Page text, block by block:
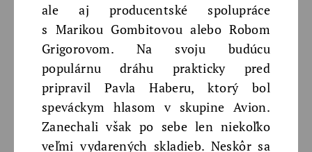
ale aj producentské spolupráce
s Marikou Gombitovou alebo Robom
Grigorovom. Na svoju budúcu
populárnu dráhu prakticky pred
pripravil Pavla Haberu, ktorý bol
speváckym hlasom v skupine Avion.
Zanechali však po sebe len niekoľko
veľmi vydarených skladieb. Neskôr sa